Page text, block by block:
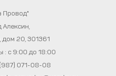
Провод"
Алексин
дом 20,301361
: с 9:00 до 18:00
071-08-08